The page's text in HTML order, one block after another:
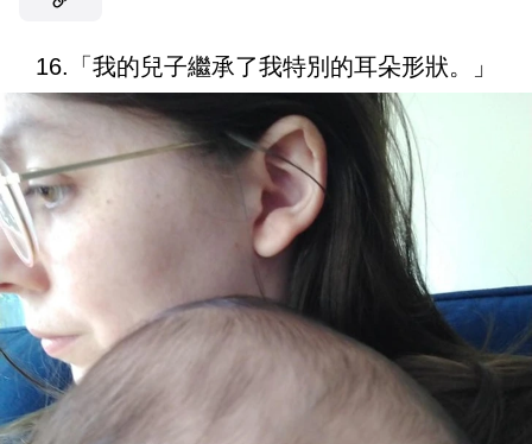
16.「我的兒子繼承了我特別的耳朵形狀。」